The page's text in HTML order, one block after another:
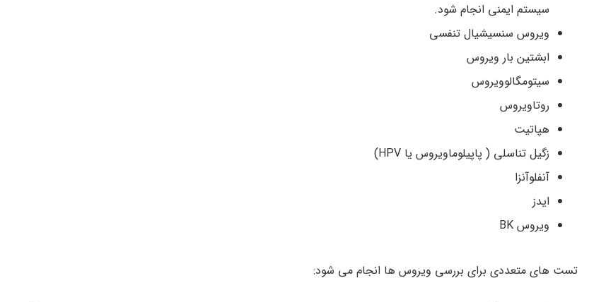
سیستم ایمنی انجام شود.
ویروس سنسیشیال تنفسی
ابشتین بار ویروس
سیتومگالوویروس
روتاویروس
هپاتیت
زگیل تناسلی ( پاپیلوماویروس یا HPV)
آنفلوآنزا
ایدز
ویروس BK
تست های متعددی برای بررسی ویروس ها انجام می شود: